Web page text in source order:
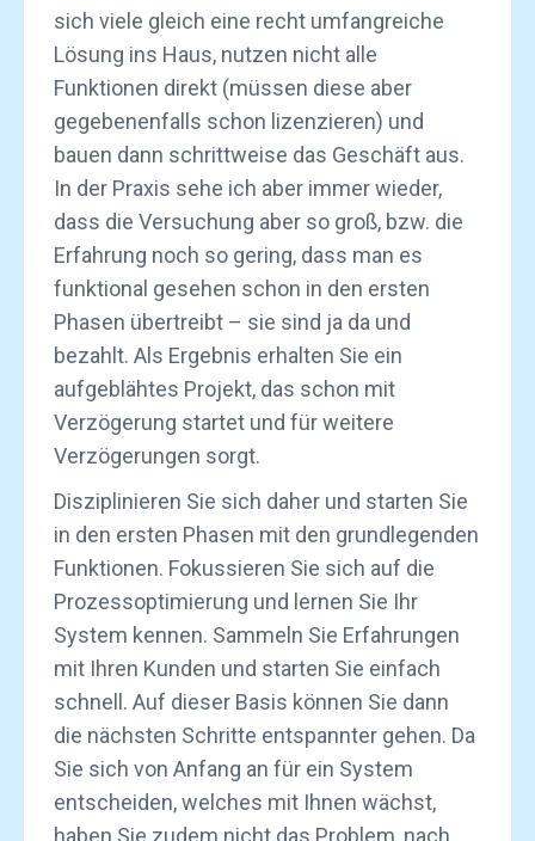
sich viele gleich eine recht umfangreiche
Lösung ins Haus, nutzen nicht alle
Funktionen direkt (müssen diese aber
gegebenenfalls schon lizenzieren) und
bauen dann schrittweise das Geschäft aus.
In der Praxis sehe ich aber immer wieder,
dass die Versuchung aber so groß, bzw. die
Erfahrung noch so gering, dass man es
funktional gesehen schon in den ersten
Phasen übertreibt – sie sind ja da und
bezahlt. Als Ergebnis erhalten Sie ein
aufgeblähtes Projekt, das schon mit
Verzögerung startet und für weitere
Verzögerungen sorgt.
Disziplinieren Sie sich daher und starten Sie
in den ersten Phasen mit den grundlegenden
Funktionen. Fokussieren Sie sich auf die
Prozessoptimierung und lernen Sie Ihr
System kennen. Sammeln Sie Erfahrungen
mit Ihren Kunden und starten Sie einfach
schnell. Auf dieser Basis können Sie dann
die nächsten Schritte entspannter gehen. Da
Sie sich von Anfang an für ein System
entscheiden, welches mit Ihnen wächst,
haben Sie zudem nicht das Problem, nach